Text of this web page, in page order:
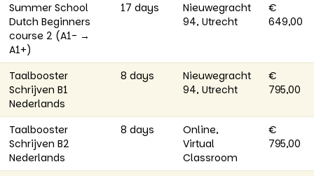
Summer School
Dutch Beginners
course 2 (A1- →
A1+)
17 days
Nieuwegracht
94, Utrecht
€
649,00
Taalbooster
Schrijven B1
Nederlands
8 days
Nieuwegracht
94, Utrecht
€
795,00
Taalbooster
Schrijven B2
Nederlands
8 days
Online,
Virtual
Classroom
€
795,00